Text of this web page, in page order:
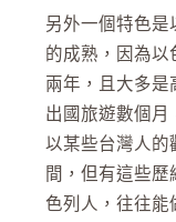
另外一個特色是
的成熟，因為以
兩年，且大多是
出國旅遊數個月
以某些台灣人的
間，但有這些
色列人，往往能